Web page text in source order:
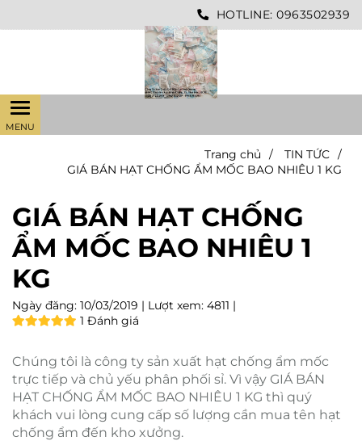
HOTLINE: 0963502939
Trang chủ / TIN TỨC /
GIÁ BÁN HẠT CHỐNG ẨM MỐC BAO NHIÊU 1 KG
GIÁ BÁN HẠT CHỐNG
ẨM MỐC BAO NHIÊU 1
KG
Ngày đăng: 10/03/2019 | Lượt xem: 4811 |
1 Đánh giá
Chúng tôi là công ty sản xuất hạt chống ẩm mốc
trực tiếp và chủ yếu phân phối sỉ. Vì vậy GIÁ BÁN
HẠT CHỐNG ẨM MỐC BAO NHIÊU 1 KG thì quý
khách vui lòng cung cấp số lượng cần mua tên hạt
chống ẩm đến kho xưởng.